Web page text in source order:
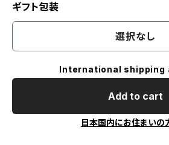
ギフト包装
選択なし
International shipping
Add to cart
日本国内にお住まいの